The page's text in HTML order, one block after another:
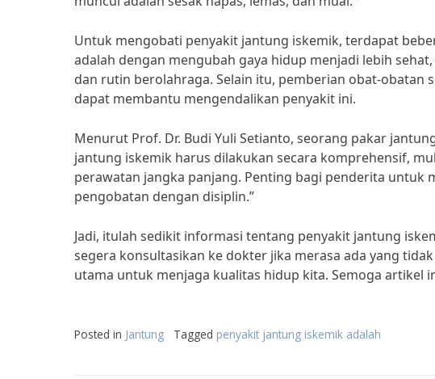
Untuk mengobati penyakit jantung iskemik, terdapat
adalah dengan mengubah gaya hidup menjadi lebih
dan rutin berolahraga. Selain itu, pemberian obat-
dapat membantu mengendalikan penyakit ini.
Menurut Prof. Dr. Budi Yuli Setianto, seorang pakar
jantung iskemik harus dilakukan secara komprehensif,
perawatan jangka panjang. Penting bagi penderita
pengobatan dengan disiplin.”
Jadi, itulah sedikit informasi tentang penyakit jantung
segera konsultasikan ke dokter jika merasa ada yang
utama untuk menjaga kualitas hidup kita. Semoga artikel
Posted in Jantung Tagged penyakit jantung iskemik adalah